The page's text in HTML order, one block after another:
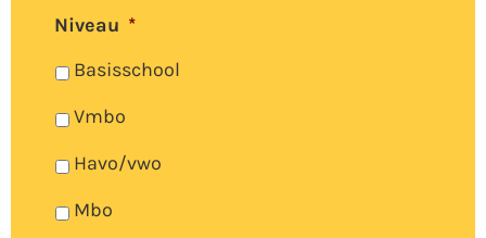
Niveau *
Basisschool
Vmbo
Havo/vwo
Mbo